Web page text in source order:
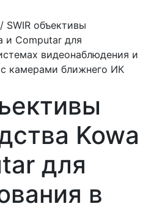
/ SWIR объективы
и Computar для
видеонаблюдения и
камерами ближнего ИК
Kowa
для
в